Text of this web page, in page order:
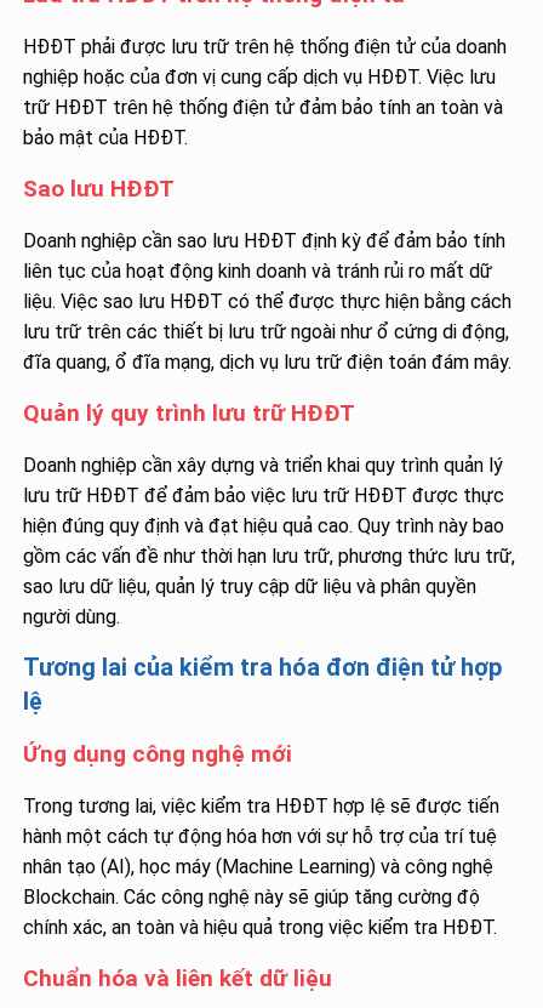
HĐĐT phải được lưu trữ trên hệ thống điện tử của doanh
nghiệp hoặc của đơn vị cung cấp dịch vụ HĐĐT. Việc lưu
trữ HĐĐT trên hệ thống điện tử đảm bảo tính an toàn và
bảo mật của HĐĐT.
Sao lưu HĐĐT
Doanh nghiệp cần sao lưu HĐĐT định kỳ để đảm bảo tính
liên tục của hoạt động kinh doanh và tránh rủi ro mất dữ
liệu. Việc sao lưu HĐĐT có thể được thực hiện bằng cách
lưu trữ trên các thiết bị lưu trữ ngoài như ổ cứng di động,
đĩa quang, ổ đĩa mạng, dịch vụ lưu trữ điện toán đám mây.
Quản lý quy trình lưu trữ HĐĐT
Doanh nghiệp cần xây dựng và triển khai quy trình quản lý
lưu trữ HĐĐT để đảm bảo việc lưu trữ HĐĐT được thực
hiện đúng quy định và đạt hiệu quả cao. Quy trình này bao
gồm các vấn đề như thời hạn lưu trữ, phương thức lưu trữ,
sao lưu dữ liệu, quản lý truy cập dữ liệu và phân quyền
người dùng.
Tương lai của kiểm tra hóa đơn điện tử hợp
lệ
Ứng dụng công nghệ mới
Trong tương lai, việc kiểm tra HĐĐT hợp lệ sẽ được tiến
hành một cách tự động hóa hơn với sự hỗ trợ của trí tuệ
nhân tạo (AI), học máy (Machine Learning) và công nghệ
Blockchain. Các công nghệ này sẽ giúp tăng cường độ
chính xác, an toàn và hiệu quả trong việc kiểm tra HĐĐT.
Chuẩn hóa và liên kết dữ liệu